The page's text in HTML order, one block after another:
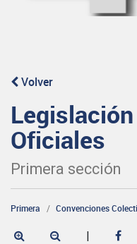
Volver
Oficiales
Primera sección
Primera Convenciones
|